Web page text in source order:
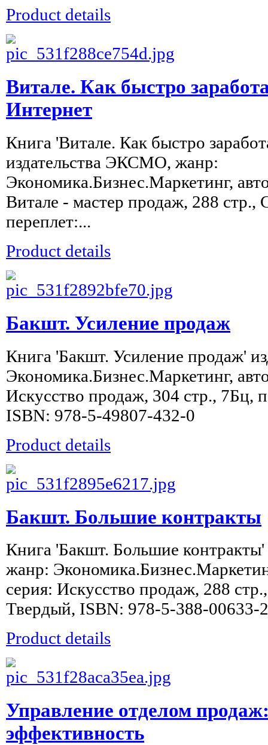
Product details
Витале. Как быстро
Интернет
Книга 'Витале. Как быстро
издательства ЭКСМО, жанр:
Экономика.Бизнес.Маркетинг,
Витале - мастер продаж, 288 стр.,
переплет:...
Product details
Бакшт. Усиление продаж
Книга 'Бакшт. Усиление продаж'
Экономика.Бизнес.Маркетинг,
Искусство продаж, 304 стр., 7Бц,
ISBN: 978-5-49807-432-0
Product details
Бакшт. Большие контракты
Книга 'Бакшт. Большие контракты'
жанр:
серия: Искусство продаж, 288
Твердый, ISBN: 978-5-388-00633-2
Product details
Управление отделом
эффективность